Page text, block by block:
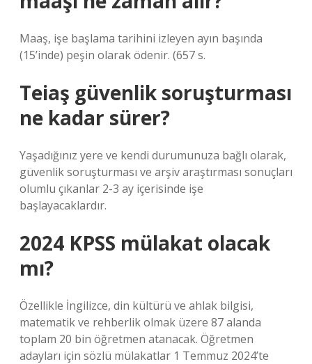
Maaş, işe başlama tarihini izleyen ayın başında
(15’inde) peşin olarak ödenir. (657 s.
Teiaş güvenlik soruşturması
ne kadar sürer?
Yaşadığınız yere ve kendi durumunuza bağlı olarak,
güvenlik soruşturması ve arşiv araştırması sonuçları
olumlu çıkanlar 2-3 ay içerisinde işe
başlayacaklardır.
2024 KPSS mülakat olacak
mı?
Özellikle İngilizce, din kültürü ve ahlak bilgisi,
matematik ve rehberlik olmak üzere 87 alanda
toplam 20 bin öğretmen atanacak. Öğretmen
adayları için sözlü mülakatlar 1 Temmuz 2024’te